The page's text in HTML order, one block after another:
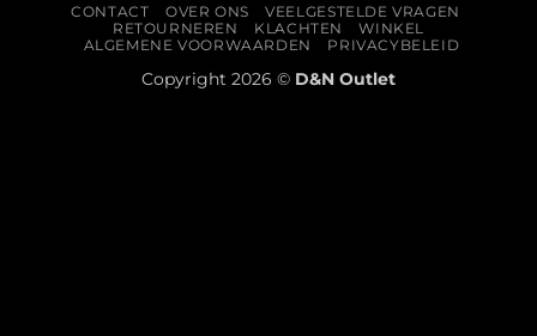
CONTACT OVER ONS
VEELGESTELDE VRAGEN
RETOURNEREN
KLACHTEN
WINKEL
ALGEMENE VOORWAARDEN
PRIVACYBELEID
Copyright 2026 © D&N Outlet